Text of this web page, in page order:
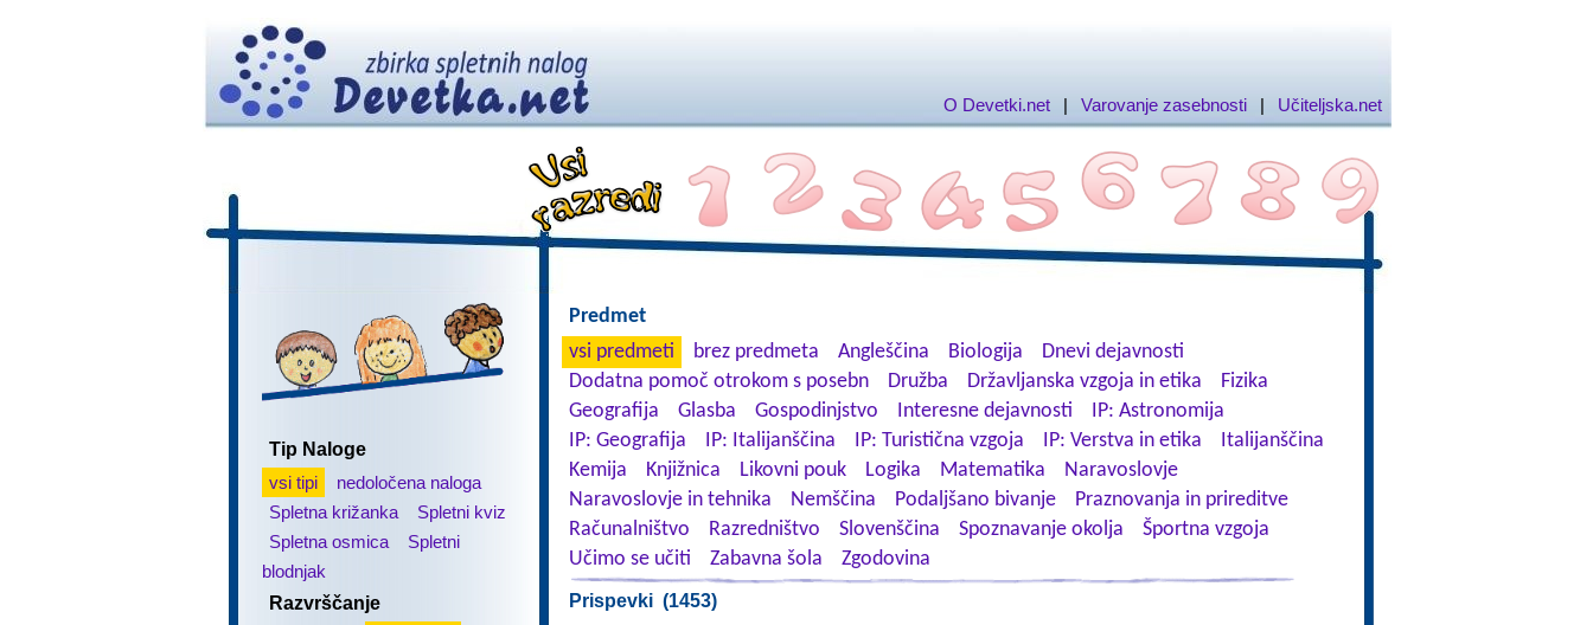
O Devetki.net | Varovanje zasebnosti | Učiteljska.net
Tip Naloge
vsi tipi
nedoločena naloga
Spletna križanka
Spletni kviz
Spletna osmica
Spletni
blodnjak
Razvrščanje
Predmet
vsi predmeti
brez predmeta Angleščina Biologija
Dnevi dejavnosti
Dodatna pomoč otrokom s posebn
Družba Državljanska vzgoja in etika
Fizika
Geografija
Glasba Gospodinjstvo Interesne dejavnosti
IP: Astronomija
IP: Geografija
IP: Italijanščina IP: Turistična vzgoja IP: Verstva in etika
Italijanščina
Kemija
Knjižnica Likovni pouk Logika Matematika
Naravoslovje
Naravoslovje in tehnika
Nemščina Podaljšano bivanje
Praznovanja in prireditve
Računalništvo
Razredništvo Slovenščina Spoznavanje okolja
Športna vzgoja
Učimo se učiti
Zabavna šola Zgodovina
Prispevki (1453)